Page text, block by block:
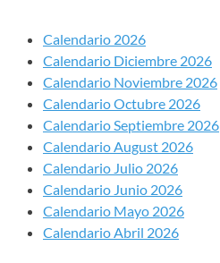
Calendario 2026
Calendario Diciembre 2026
Calendario Noviembre 2026
Calendario Octubre 2026
Calendario Septiembre 2026
Calendario August 2026
Calendario Julio 2026
Calendario Junio 2026
Calendario Mayo 2026
Calendario Abril 2026